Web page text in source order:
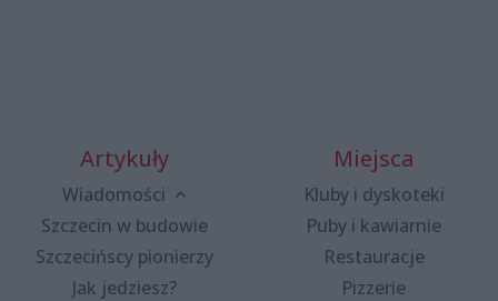
Artykuły
Wiadomości
Szczecin w budowie
Szczecińscy pionierzy
Jak jedziesz?
Miejsca
Kluby i dyskoteki
Puby i kawiarnie
Restauracje
Pizzerie